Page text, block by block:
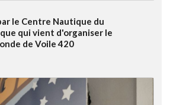
le Centre Nautique du
qui vient d'organiser le
de Voile 420